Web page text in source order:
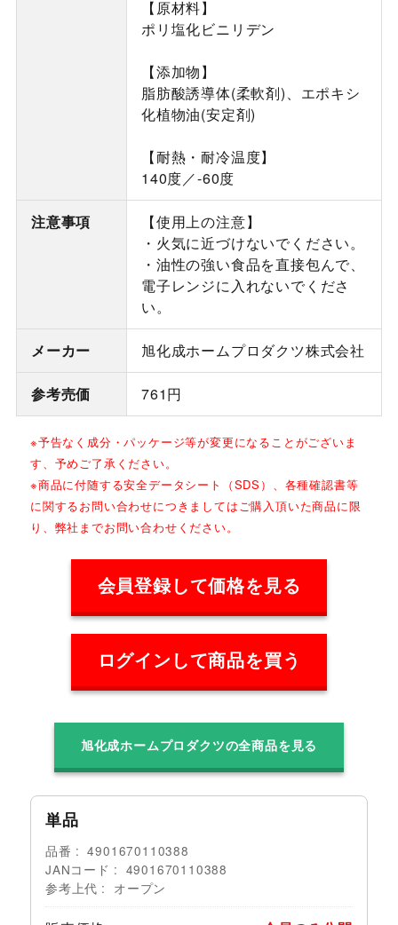
【原材料】
ポリ塩化ビニリデン
【添加物】
脂肪酸誘導体(柔軟剤)、エポキシ
化植物油(安定剤)
【耐熱・耐冷温度】
140度／-60度
注意事項
【使用上の注意】
・火気に近づけないでください。
・油性の強い食品を直接包んで、
電子レンジに入れないでくださ
い。
メーカー 旭化成ホームプロダクツ株式会社
参考売価 761円
※予告なく成分・パッケージ等が変更になることがございま
す、予めご了承ください。
※商品に付随する安全データシート（SDS）、各種確認書等
に関するお問い合わせにつきましてはご購入頂いた商品に限
り、弊社までお問い合わせください。
会員登録して価格を見る
ログインして商品を買う
旭化成ホームプロダクツの全商品を見る
単品
品番
4901670110388
JANコード
4901670110388
参考上代
オープン